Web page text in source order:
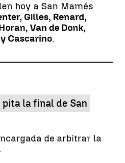
hoy a San Mamés
Gilles, Renard,
Van de Donk,
Cascarino.
pita la final de San
de arbitrar la